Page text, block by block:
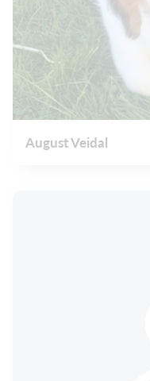
August Veidal